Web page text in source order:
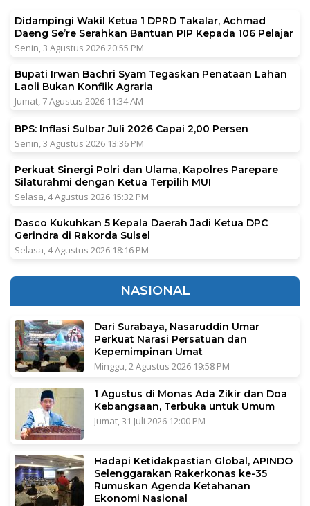
Didampingi Wakil Ketua 1 DPRD Takalar, Achmad
Daeng Se’re Serahkan Bantuan PIP Kepada 106 Pelajar
Senin, 3 Agustus 2026 20:55 PM
Bupati Irwan Bachri Syam Tegaskan Penataan Lahan
Laoli Bukan Konflik Agraria
Jumat, 7 Agustus 2026 11:34 AM
BPS: Inflasi Sulbar Juli 2026 Capai 2,00 Persen
Senin, 3 Agustus 2026 13:36 PM
Perkuat Sinergi Polri dan Ulama, Kapolres Parepare
Silaturahmi dengan Ketua Terpilih MUI
Selasa, 4 Agustus 2026 15:32 PM
Dasco Kukuhkan 5 Kepala Daerah Jadi Ketua DPC
Gerindra di Rakorda Sulsel
Selasa, 4 Agustus 2026 18:16 PM
NASIONAL
Dari Surabaya, Nasaruddin Umar
Perkuat Narasi Persatuan dan
Kepemimpinan Umat
Minggu, 2 Agustus 2026 19:58 PM
1 Agustus di Monas Ada Zikir dan Doa
Kebangsaan, Terbuka untuk Umum
Jumat, 31 Juli 2026 12:00 PM
Hadapi Ketidakpastian Global, APINDO
Selenggarakan Rakerkonas ke-35
Rumuskan Agenda Ketahanan
Ekonomi Nasional